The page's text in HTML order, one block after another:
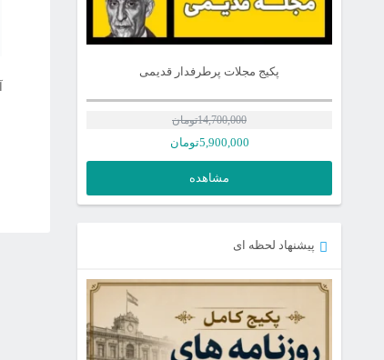
پکیج مجلات پرطرفدار قدیمی
14,700,000تومان
5,900,000تومان
مشاهده
پیشنهاد لحظه ای